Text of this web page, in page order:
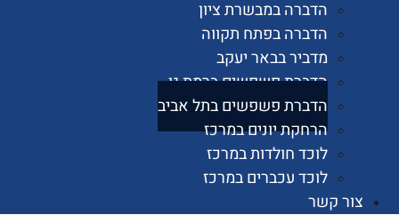
הדברה במבשרת ציון
הדברה בפתח תקווה
מדביר בבאר יעקב
הדברת פשפשים ברמת גן
הדברת פשפשים בתל אביב
הרחקת יונים במרכז
לוכד חולדות במרכז
לוכד עכברים במרכז